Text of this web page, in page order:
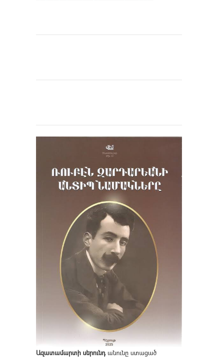
Ազատամարտի սերունդանունը ստացած